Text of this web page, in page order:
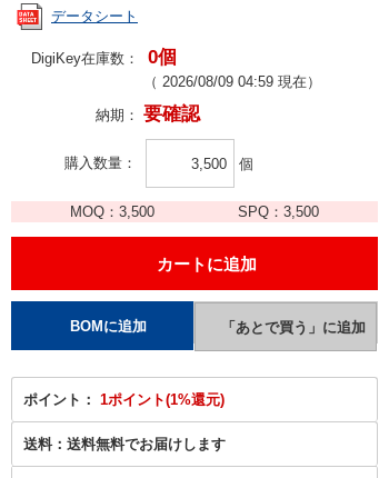
データシート
DigiKey在庫数： 0個
（ 2026/08/09 04:59 現在）
納期： 要確認
購入数量 個
MOQ： 3,500 SPQ：3,500
ポイント： 1ポイント(1%還元)
送料： 送料無料でお届けします